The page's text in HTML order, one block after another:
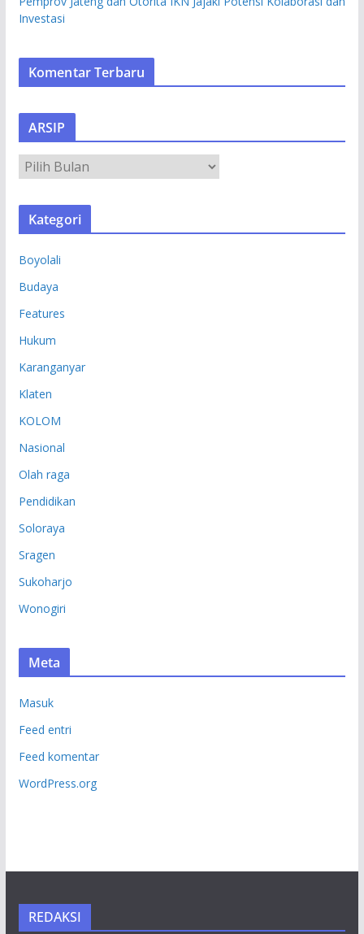
Investasi
Komentar Terbaru
ARSIP
S
Kategori
Boyolali
Budaya
Features
Hukum
Karanganyar
Klaten
KOLOM
Nasional
Olah raga
Pendidikan
Soloraya
Sragen
Sukoharjo
Wonogiri
Meta
Masuk
Feed entri
Feed komentar
WordPress.org
REDAKSI